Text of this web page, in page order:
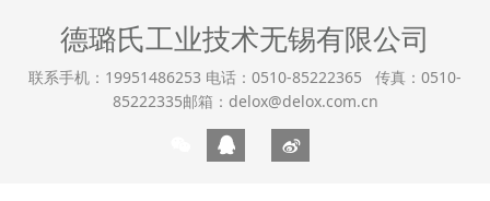
德璐氏工业技术无锡有限公司
联系手机：19951486253 电话：0510-85222365 传真：0510-
85222335邮箱：delox@delox.com.cn